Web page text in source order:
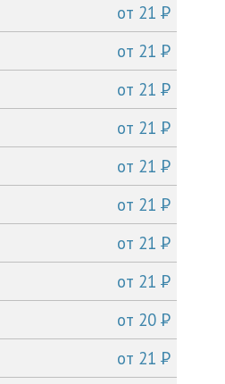
от 21P
от 21P
от 21P
от 21P
от 21P
от 21P
от 21P
от 21P
от 20P
от 21P